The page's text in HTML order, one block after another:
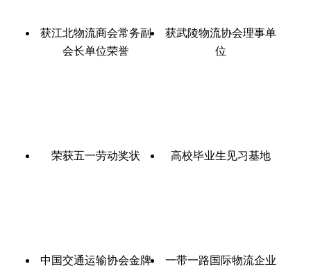
获江北物流商会常务副
会长单位荣誉
获武陵物流协会理事单
位
荣获五一劳动奖状 高校毕业生见习基地
中国交通运输协会金牌
一带一路国际物流企业